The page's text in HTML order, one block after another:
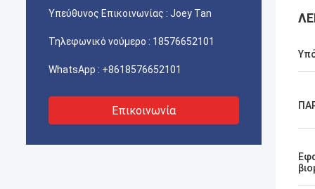
Υπεύθυνος Επικοινωνίας : Joey Tan
Τηλεφωνικό νούμερο : 18576652101
WhatsApp : +8618576652101
Επικοινωνία